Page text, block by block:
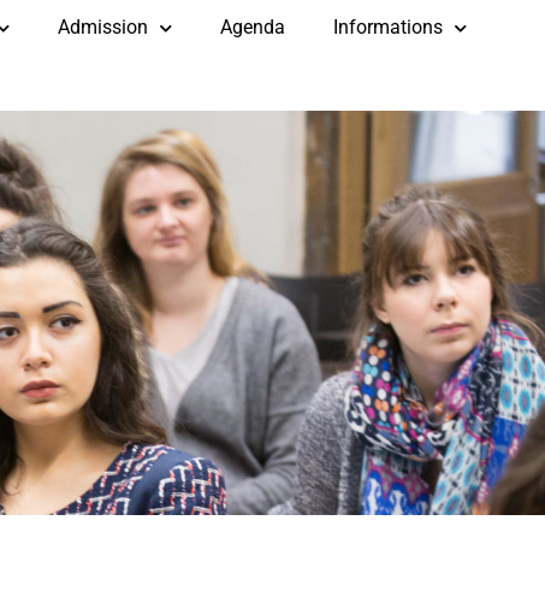
Admission Agenda Informations